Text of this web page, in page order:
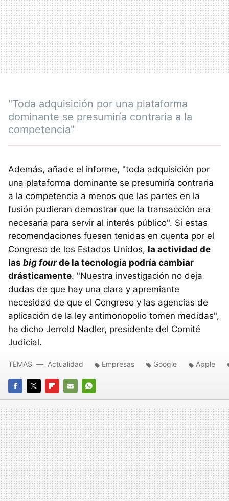
"Toda adquisición por una plataforma
dominante se presumiría contraria a la
competencia"
Además, añade el informe, "toda adquisición por
una plataforma dominante se presumiría contraria
a la competencia a menos que las partes en la
fusión pudieran demostrar que la transacción era
necesaria para servir al interés público". Si estas
recomendaciones fuesen tenidas en cuenta por el
Congreso de los Estados Unidos, la actividad de
las big fourde la tecnología podría cambiar
drásticamente. "Nuestra investigación no deja
dudas de que hay una clara y apremiante
necesidad de que el Congreso y las agencias de
aplicación de la ley antimonopolio tomen medidas",
ha dicho Jerrold Nadler, presidente del Comité
Judicial.
FACEBOOK
TWITTERFLIPBOARD
E-
MAIL
WHATSAPP
TEMAS Actualidad Empresas Google Apple